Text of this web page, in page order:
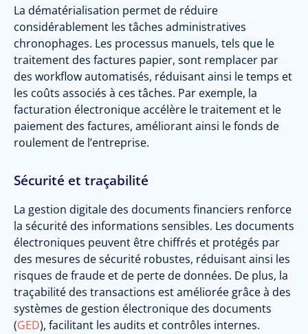
La dématérialisation permet de réduire
considérablement les tâches administratives
chronophages. Les processus manuels, tels que le
traitement des factures papier, sont remplacer par
des workflow automatisés, réduisant ainsi le temps et
les coûts associés à ces tâches. Par exemple, la
facturation électronique accélère le traitement et le
paiement des factures, améliorant ainsi le fonds de
roulement de l’entreprise.
Sécurité et traçabilité
La gestion digitale des documents financiers renforce
la sécurité des informations sensibles. Les documents
électroniques peuvent être chiffrés et protégés par
des mesures de sécurité robustes, réduisant ainsi les
risques de fraude et de perte de données. De plus, la
traçabilité des transactions est améliorée grâce à des
systèmes de gestion électronique des documents
(GED), facilitant les audits et contrôles internes.